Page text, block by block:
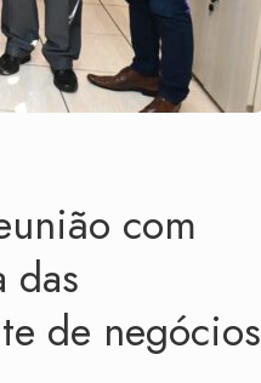
com
das
de negócios